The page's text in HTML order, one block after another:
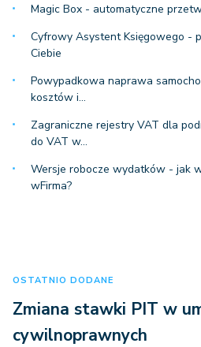
Magic Box - automatyczne
Cyfrowy Asystent Księgowego -
Ciebie
Powypadkowa naprawa
kosztów i…
Zagraniczne rejestry VAT dla
do VAT w…
Wersje robocze wydatków - jak
wFirma?
OSTATNIO DODANE
Zmiana stawki PIT w
cywilnoprawnych